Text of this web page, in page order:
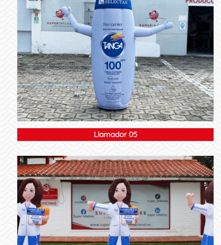
Llamador 05